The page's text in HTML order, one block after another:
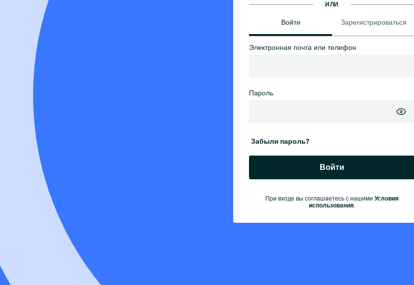
ИЛИ
Войти Зарегистрироваться
Электронная почта или телефон
Пароль
Забыли пароль?
Войти
При входе вы соглашаетесь с нашими Условия
использования.